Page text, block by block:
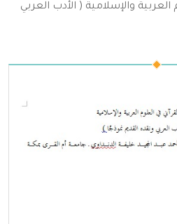
والإسلامية ( الأدب العربي